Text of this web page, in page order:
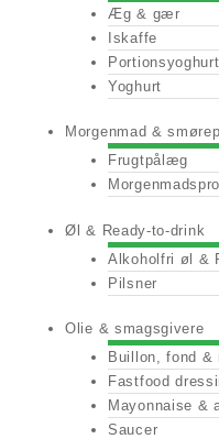
Æg & gær
Iskaffe
Yoghurt
Morgenmad &
Frugtpålæg
Øl & Ready-to-drink
Alkoholfri øl &
Pilsner
Olie & smagsgivere
Buillon, fond &
Fastfood
Mayonnaise &
Saucer